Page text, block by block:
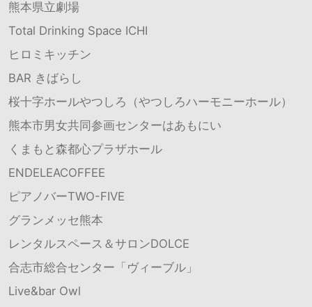
熊本県立劇場
Total Drinking Space ICHI
ヒロミキッチン
BAR きばらし
桜十字ホールやつしろ（やつしろハーモニーホール）
熊本市男女共同参画センターはあもにい
くまもと森都心プラザホール
ENDELEACOFFEE
ピアノバーTWO-FIVE
グランメッセ熊本
レンタルスペース＆サロンDOLCE
合志市総合センター「ヴィーブル」
Live&bar Owl